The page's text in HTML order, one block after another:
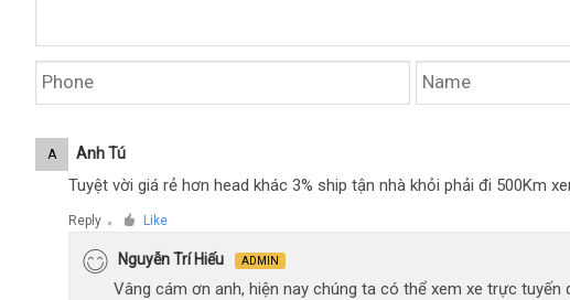
A Anh Tú
Tuyệt vời giá rẻ hơn head khác 3% ship tận nhà khỏi phải đi 500Km
Reply ● Like
Nguyễn Trí Hiếu ADMIN
Vâng cám ơn anh, hiện nay chúng ta có thể xem xe trực